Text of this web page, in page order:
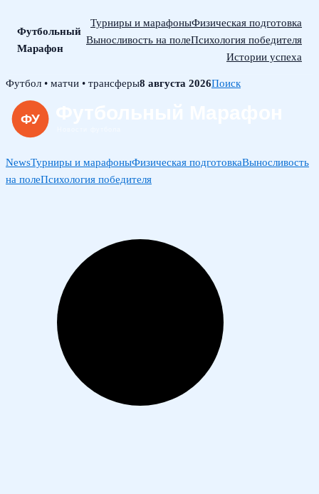
Футбольный
Марафон
Турниры и марафоныФизическая подготовка
Выносливость на полеПсихология победителя
Истории успеха
Skip
content
Футбол • матчи • трансферы8 августа 2026Поиск
NewsТурниры и марафоныФизическая подготовкаВыносливость
на полеПсихология победителя